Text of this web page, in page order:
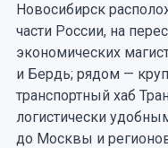
Новосибирск
части России, на
экономических
и Бердь; рядом —
транспортный хаб
логистически
до Москвы и